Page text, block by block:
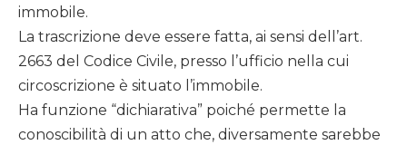
immobile.
La trascrizione deve essere fatta, ai sensi dell’art.
2663 del Codice Civile, presso l’ufficio nella cui
circoscrizione è situato l’immobile.
Ha funzione “dichiarativa” poiché permette la
conoscibilità di un atto che, diversamente sarebbe